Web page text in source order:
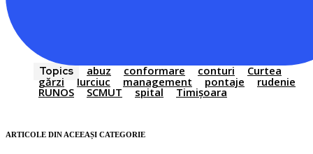
Topics abuz conformare conturi
Curtea
gărzi
Iurciuc management pontaje rudenie
RUNOS SCMUT spital Timișoara
ARTICOLE DIN ACEEAȘI CATEGORIE